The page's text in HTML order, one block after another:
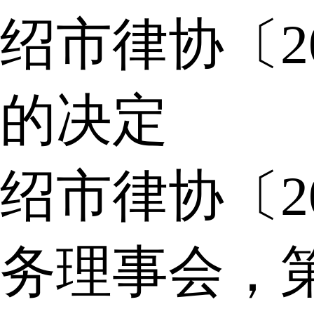
绍市律协〔
的决定
绍市律协〔
务理事会，